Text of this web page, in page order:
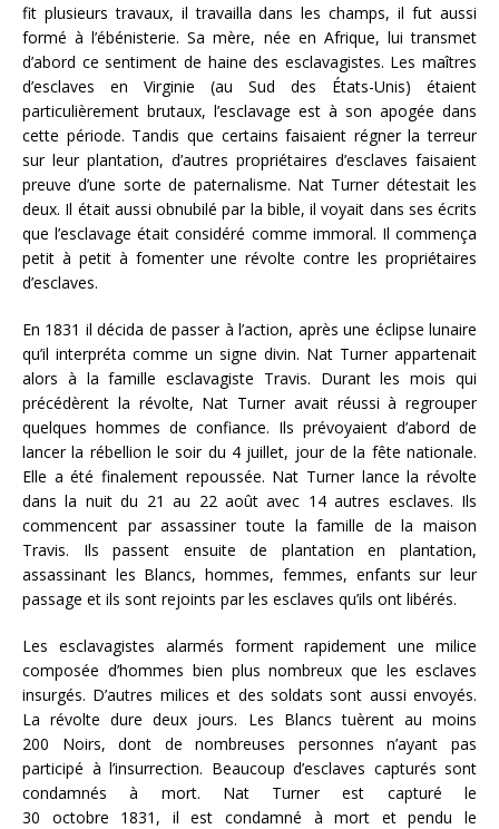
fit plusieurs travaux, il travailla dans les champs, il fut aussi
formé à l’ébénisterie. Sa mère, née en Afrique, lui transmet
d’abord ce sentiment de haine des esclavagistes. Les maîtres
d’esclaves en Virginie (au Sud des États-Unis) étaient
particulièrement brutaux, l’esclavage est à son apogée dans
cette période. Tandis que certains faisaient régner la terreur
sur leur plantation, d’autres propriétaires d’esclaves faisaient
preuve d’une sorte de paternalisme. Nat Turner détestait les
deux. Il était aussi obnubilé par la bible, il voyait dans ses écrits
que l’esclavage était considéré comme immoral. Il commença
petit à petit à fomenter une révolte contre les propriétaires
d’esclaves.
En 1831 il décida de passer à l’action, après une éclipse lunaire
qu’il interpréta comme un signe divin. Nat Turner appartenait
alors à la famille esclavagiste Travis. Durant les mois qui
précédèrent la révolte, Nat Turner avait réussi à regrouper
quelques hommes de confiance. Ils prévoyaient d’abord de
lancer la rébellion le soir du 4 juillet, jour de la fête nationale.
Elle a été finalement repoussée. Nat Turner lance la révolte
dans la nuit du 21 au 22 août avec 14 autres esclaves. Ils
commencent par assassiner toute la famille de la maison
Travis. Ils passent ensuite de plantation en plantation,
assassinant les Blancs, hommes, femmes, enfants sur leur
passage et ils sont rejoints par les esclaves qu’ils ont libérés.
Les esclavagistes alarmés forment rapidement une milice
composée d’hommes bien plus nombreux que les esclaves
insurgés. D’autres milices et des soldats sont aussi envoyés.
La révolte dure deux jours. Les Blancs tuèrent au moins
200 Noirs, dont de nombreuses personnes n’ayant pas
participé à l’insurrection. Beaucoup d’esclaves capturés sont
condamnés à mort. Nat Turner est capturé le
30 octobre 1831, il est condamné à mort et pendu le